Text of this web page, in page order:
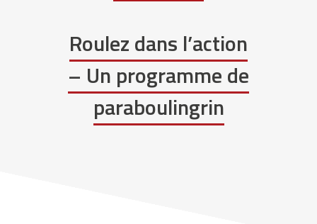
Roulez dans l’action
– Un programme de
paraboulingrin